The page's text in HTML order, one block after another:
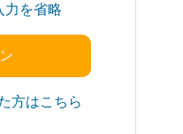
力を省略
方はこちら